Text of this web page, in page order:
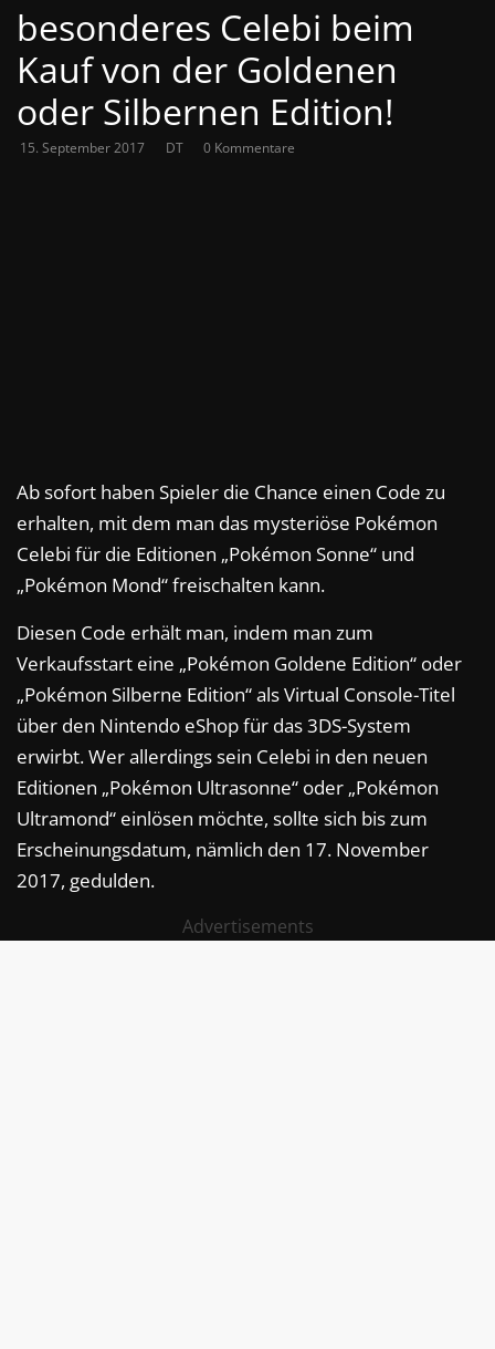
besonderes Celebi beim
Kauf von der Goldenen
oder Silbernen Edition!
15. September 2017 DT 0 Kommentare
Ab sofort haben Spieler die Chance einen Code zu
erhalten, mit dem man das mysteriöse Pokémon
Celebi für die Editionen „Pokémon Sonne“ und
„Pokémon Mond“ freischalten kann.
Diesen Code erhält man, indem man zum
Verkaufsstart eine „Pokémon Goldene Edition“ oder
„Pokémon Silberne Edition“ als Virtual Console-Titel
über den Nintendo eShop für das 3DS-System
erwirbt. Wer allerdings sein Celebi in den neuen
Editionen „Pokémon Ultrasonne“ oder „Pokémon
Ultramond“ einlösen möchte, sollte sich bis zum
Erscheinungsdatum, nämlich den 17. November
2017, gedulden.
Advertisements